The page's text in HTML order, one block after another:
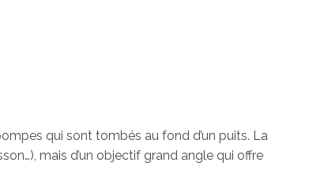
qui sont tombés au fond d’un puits. La
mais d’un objectif grand angle qui offre